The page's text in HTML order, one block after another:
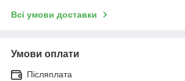
Всі умови доставки
Умови оплати
Післяплата